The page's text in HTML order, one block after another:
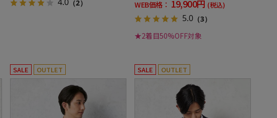
（2）
WEB価格： 19,900円 (税込)
5.0 （3）
★2着目50%OFF対象
SALE OUTLET SALE OUTLET